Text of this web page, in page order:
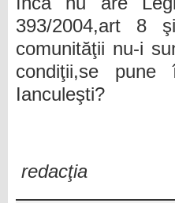
393/2004,art 8
comunităţii nu-i
condiţii,se
Ianculeşti?
redacţia